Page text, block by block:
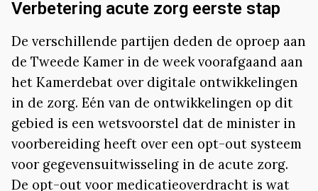
Verbetering acute zorg eerste stap
De verschillende partijen deden de oproep aan
de Tweede Kamer in de week voorafgaand aan
het Kamerdebat over digitale ontwikkelingen
in de zorg. Eén van de ontwikkelingen op dit
gebied is een wetsvoorstel dat de minister in
voorbereiding heeft over een opt-out systeem
voor gegevensuitwisseling in de acute zorg.
De opt-out voor medicatieoverdracht is wat